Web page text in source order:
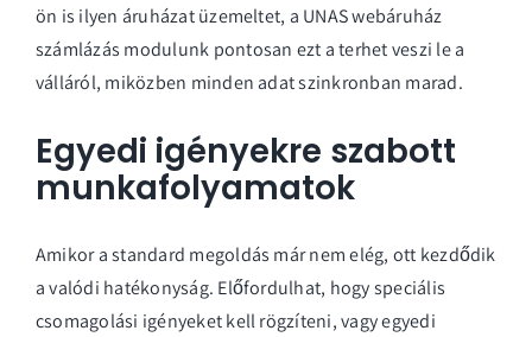
ön is ilyen áruházat üzemeltet, a UNAS webáruház
számlázás modulunk pontosan ezt a terhet veszi le a
válláról, miközben minden adat szinkronban marad.
Egyedi igényekre szabott
munkafolyamatok
Amikor a standard megoldás már nem elég, ott kezdődik
a valódi hatékonyság. Előfordulhat, hogy speciális
csomagolási igényeket kell rögzíteni, vagy egyedi